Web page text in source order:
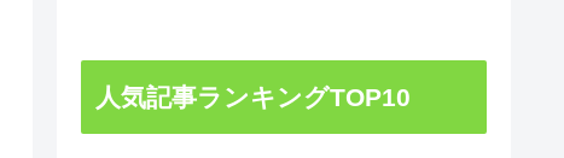
人気記事ランキングTOP10